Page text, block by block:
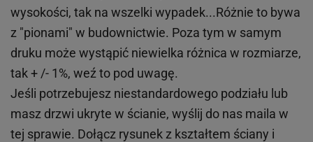
wysokości, tak na wszelki wypadek...Różnie to bywa
z "pionami" w budownictwie. Poza tym w samym
druku może wystąpić niewielka różnica w rozmiarze,
tak + /- 1%, weź to pod uwagę.
Jeśli potrzebujesz niestandardowego podziału lub
masz drzwi ukryte w ścianie, wyślij do nas maila w
tej sprawie. Dołącz rysunek z kształtem ściany i